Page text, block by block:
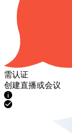
需认证
创建直播或会议